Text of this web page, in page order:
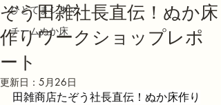
ひとてまシネマ
チームぬか床
ぞう田雑社長直伝！ぬか床
作りワークショップレポ
ート
更新日： 5月26日
田雑商店たぞう社長直伝！ぬか床作り